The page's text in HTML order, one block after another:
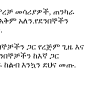
መሳሪያዎች, ጠንካራ
አለን.የደንበኞችን
ጋር የረጅም ጊዜ እና
ከእኛ ጋር
ከልብ እንኳን ደህና መጡ.